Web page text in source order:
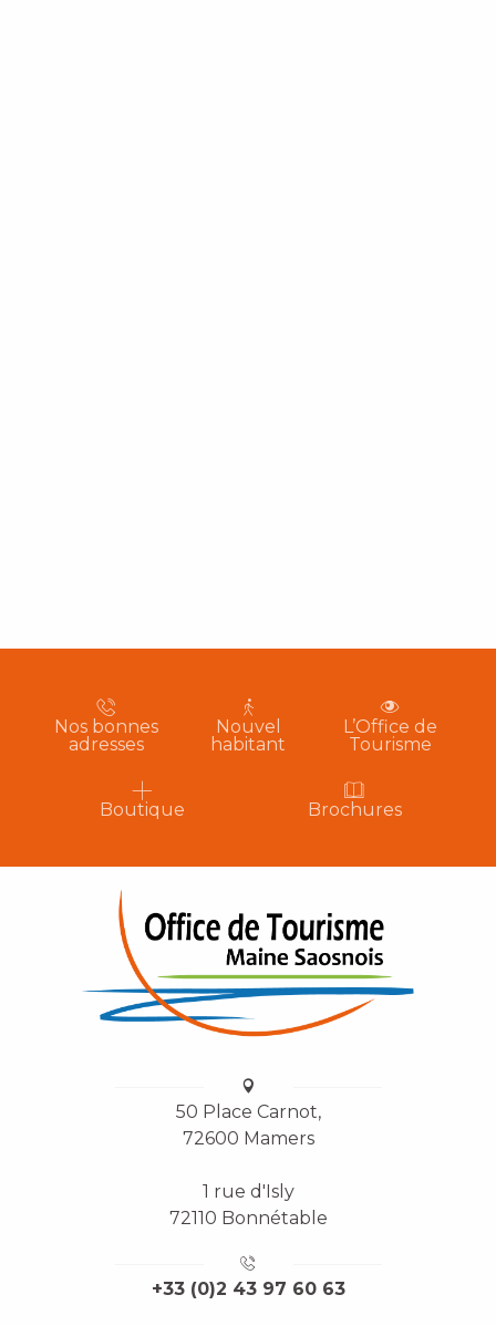
Nos bonnes
adresses
Nouvel
habitant
L’Office de
Tourisme
Boutique Brochures
50 Place Carnot,
72600 Mamers
1 rue d'Isly
72110 Bonnétable
+33 (0)2 43 97 60 63